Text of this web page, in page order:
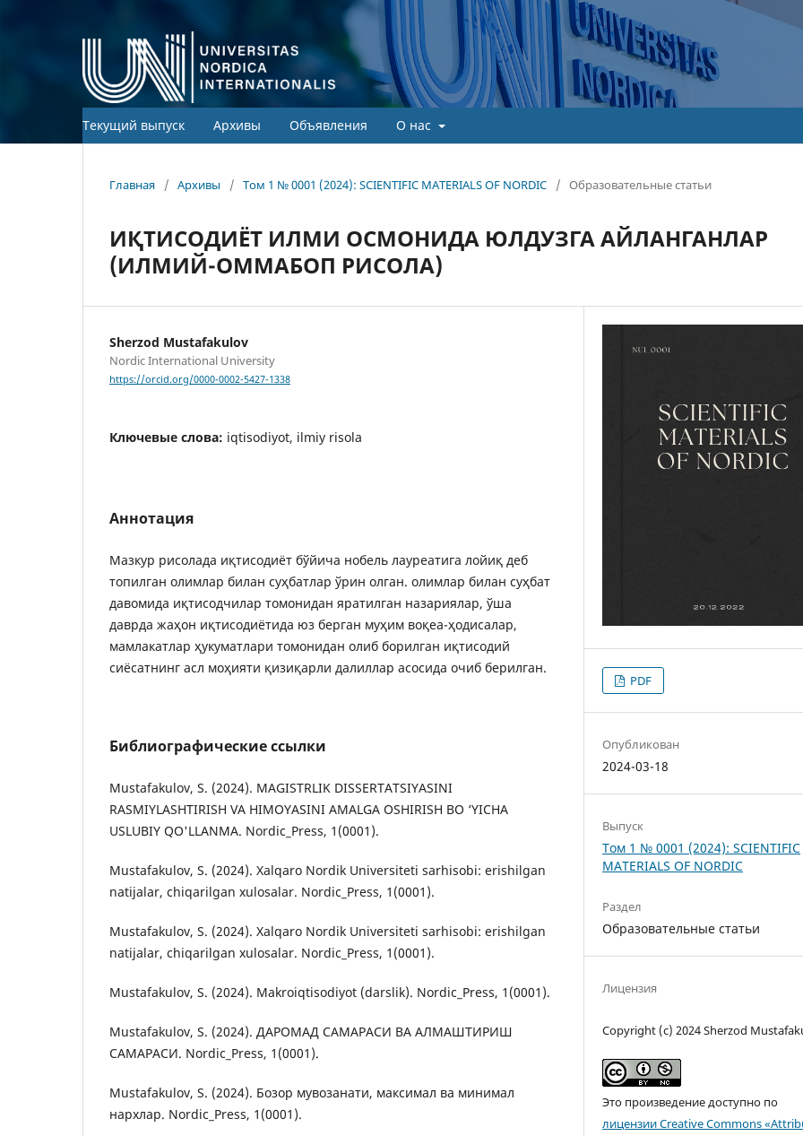
Текущий выпуск Архивы Объявления О нас
Главная / Архивы / Том 1 № 0001 (2024): SCIENTIFIC MATERIALS OF NORDIC / Образовательные статьи
ИҚТИСОДИЁТ ИЛМИ ОСМОНИДА ЮЛДУЗГА АЙЛАНГАНЛАР
(ИЛМИЙ-ОММАБОП РИСОЛА)
Sherzod Mustafakulov
Nordic International University
https://orcid.org/0000-0002-5427-1338
Ключевые слова: iqtisodiyot, ilmiy risola
Аннотация
Мазкур рисолада иқтисодиёт бўйича нобель лауреатига лойиқ деб
топилган олимлар билан суҳбатлар ўрин олган. олимлар билан суҳбат
давомида иқтисодчилар томонидан яратилган назариялар, ўша
даврда жаҳон иқтисодиётида юз берган муҳим воқеа-ҳодисалар,
мамлакатлар ҳукуматлари томонидан олиб борилган иқтисодий
сиёсатнинг асл моҳияти қизиқарли далиллар асосида очиб берилган.
Библиографические ссылки
Mustafakulov, S. (2024). MAGISTRLIK DISSERTATSIYASINI
RASMIYLASHTIRISH VA HIMOYASINI AMALGA OSHIRISH BO ‘YICHA
USLUBIY QO'LLANMA. Nordic_Press, 1(0001).
Mustafakulov, S. (2024). Xalqaro Nordik Universiteti sarhisobi: erishilgan
natijalar, chiqarilgan xulosalar. Nordic_Press, 1(0001).
Mustafakulov, S. (2024). Xalqaro Nordik Universiteti sarhisobi: erishilgan
natijalar, chiqarilgan xulosalar. Nordic_Press, 1(0001).
Mustafakulov, S. (2024). Makroiqtisodiyot (darslik). Nordic_Press, 1(0001).
Mustafakulov, S. (2024). ДАРОМАД САМАРАСИ ВА АЛМАШТИРИШ
САМАРАСИ. Nordic_Press, 1(0001).
Mustafakulov, S. (2024). Бозор мувозанати, максимал ва минимал
нархлар. Nordic_Press, 1(0001).
PDF
Опубликован
2024-03-18
Выпуск
Том 1 № 0001 (2024): SCIENTIFIC
MATERIALS OF NORDIC
Раздел
Образовательные статьи
Лицензия
Copyright (c) 2024 Sherzod
Это произведение доступно по
лицензии Creative Commons